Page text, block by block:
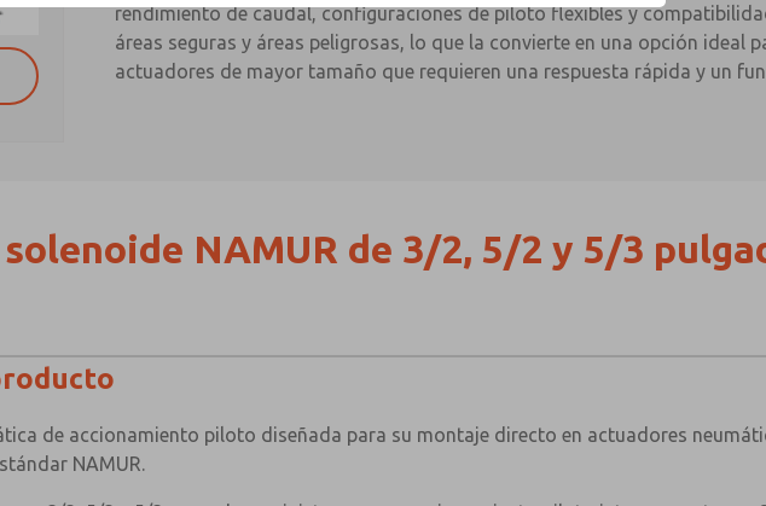
rendimiento de caudal, configuraciones de piloto flexibles y
áreas seguras y áreas peligrosas, lo que la convierte en una opción ideal
actuadores de mayor tamaño que requieren una respuesta rápida y un
NAMUR de 3/2, 5/2 y 5/3
de accionamiento piloto diseñada para su montaje directo en actuadores
NAMUR.